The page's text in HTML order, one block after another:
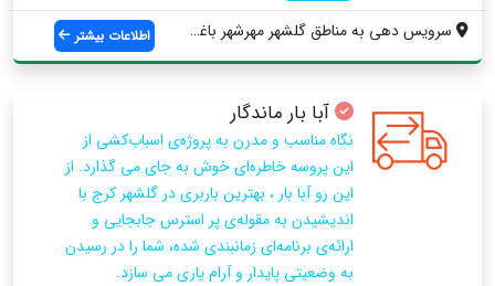
سرویس دهی به مناطق گلشهر مهرشهر باغستان ... اطلاعات بیشتر
آبا بار ماندگار
نگاه مناسب و مدرن به پروژه‌ی اسباب‌کشی از
این پروسه خاطره‌ای خوش به جای می گذارد. از
این رو آبا بار ، بهترین باربری در گلشهر کرج با
اندیشیدن به مقوله‌ی پر استرس جابجایی و
ارائه‌ی برنامه‌ای زمانبندی شده، شما را در رسیدن
به وضعیتی پایدار و آرام یاری می سازد.